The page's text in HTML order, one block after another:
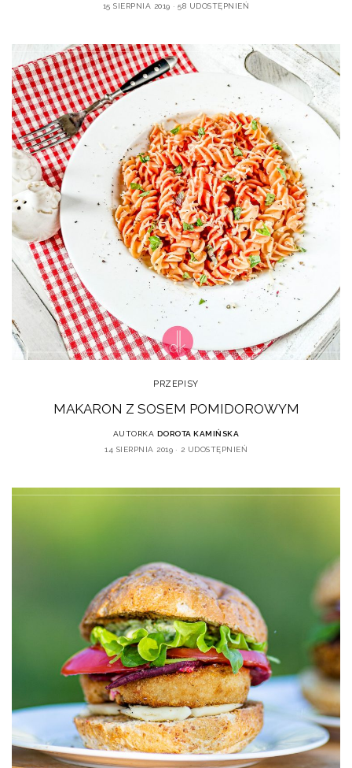
15 SIERPNIA 2019 58 UDOSTĘPNIEŃ
PRZEPISY
MAKARON Z SOSEM POMIDOROWYM
AUTORKA DOROTA KAMIŃSKA
14 SIERPNIA 2019
2 UDOSTĘPNIEŃ